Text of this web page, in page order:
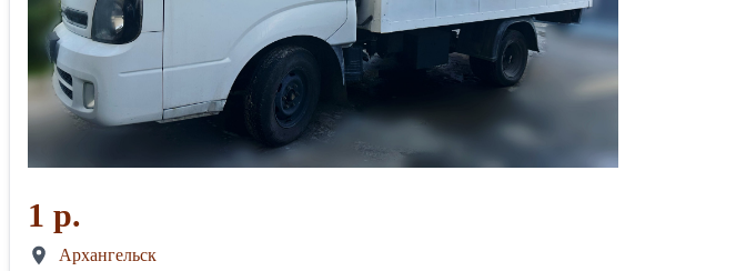
1 р.
Архангельск